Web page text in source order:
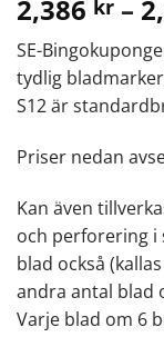
2,386 kr –
SE-
tydlig
S12 är
Priser nedan
Kan även
och perforering i
blad också
andra antal blad
Varje blad om 6